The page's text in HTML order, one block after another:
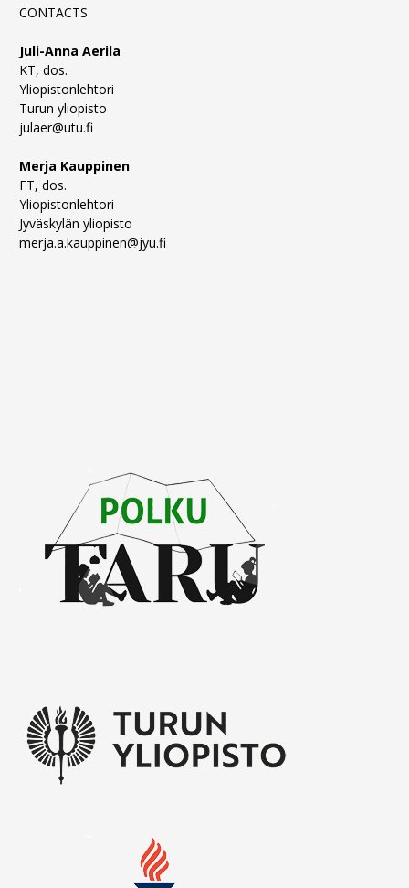
CONTACTS
Juli-Anna Aerila
KT, dos.
Yliopistonlehtori
Turun yliopisto
julaer@utu.fi
Merja Kauppinen
FT, dos.
Yliopistonlehtori
Jyväskylän yliopisto
merja.a.kauppinen@jyu.fi